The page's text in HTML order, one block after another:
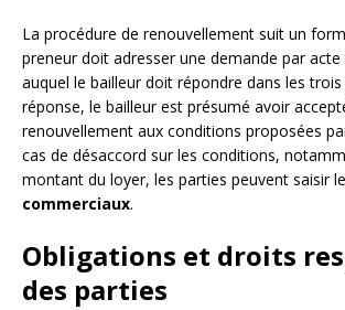
La procédure de renouvellement suit un
preneur doit adresser une demande par
auquel le bailleur doit répondre dans les
réponse, le bailleur est présumé avoir
renouvellement aux conditions proposées
cas de désaccord sur les conditions,
montant du loyer, les parties peuvent saisir le
commerciaux.
Obligations et droits
des parties